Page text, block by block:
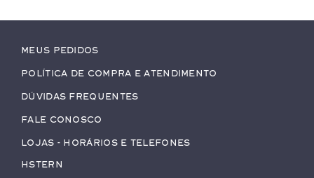
Meus pedidos
Política de Compra e Atendimento
Dúvidas Frequentes
Fale conosco
Lojas - Horários e Telefones
HStern